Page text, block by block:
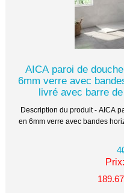
AICA paroi de
6mm verre avec
livré avec barre
Description du produit - AICA
en 6mm verre avec bandes